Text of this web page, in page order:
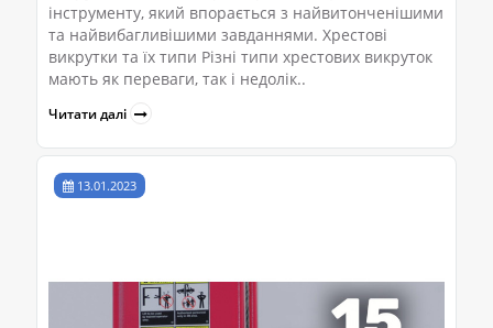
інструменту, який впорається з найвитонченішими
та найвибагливішими завданнями. Хрестові
викрутки та їх типи Різні типи хрестових викруток
мають як переваги, так і недолік..
Читати далі
13.01.2023